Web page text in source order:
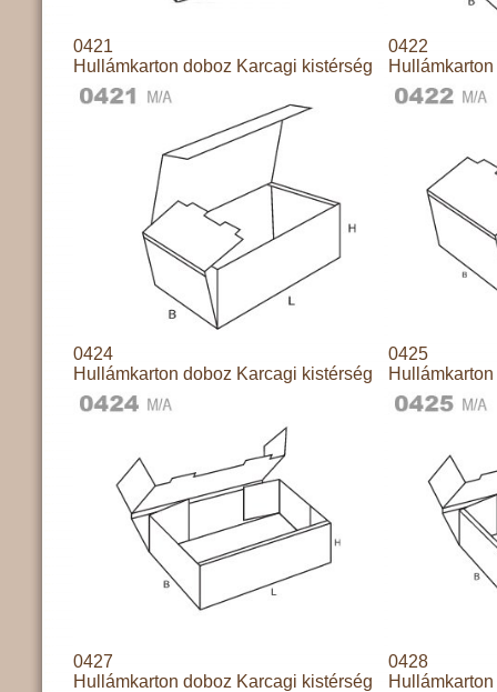
0421
Hullámkarton doboz Karcagi kistérség
0422
0424
Hullámkarton doboz Karcagi kistérség
0425
0427
Hullámkarton doboz Karcagi kistérség
0428